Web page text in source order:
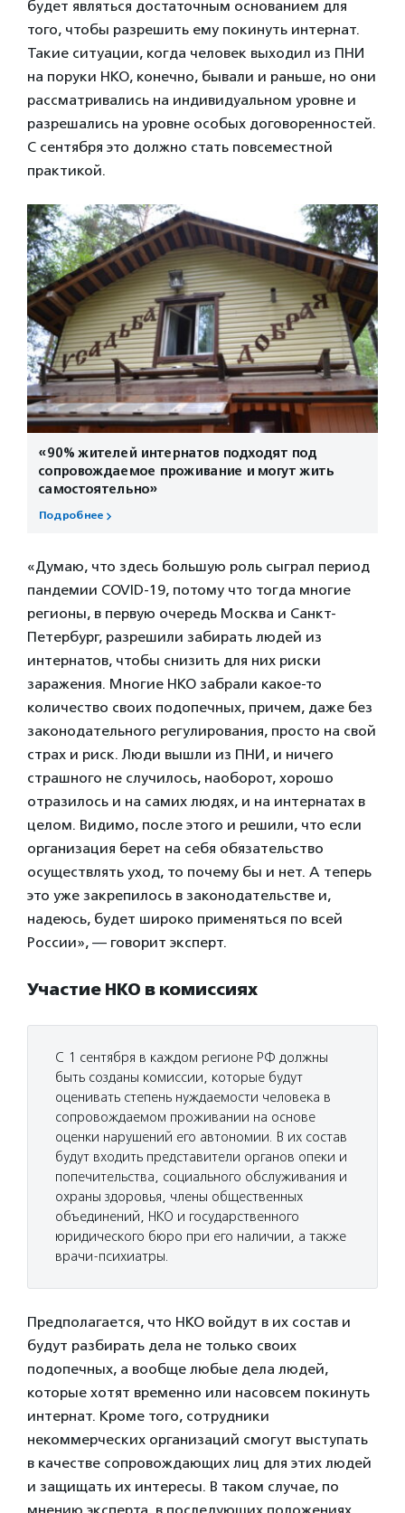
будет являться достаточным основанием для
того, чтобы разрешить ему покинуть интернат.
Такие ситуации, когда человек выходил из ПНИ
на поруки НКО, конечно, бывали и раньше, но они
рассматривались на индивидуальном уровне и
разрешались на уровне особых договоренностей.
С сентября это должно стать повсеместной
практикой.
«90% жителей интернатов подходят под
сопровождаемое проживание и могут жить
самостоятельно»
Подробнее
«Думаю, что здесь большую роль сыграл период
пандемии COVID-19, потому что тогда многие
регионы, в первую очередь Москва и Санкт-
Петербург, разрешили забирать людей из
интернатов, чтобы снизить для них риски
заражения. Многие НКО забрали какое-то
количество своих подопечных, причем, даже без
законодательного регулирования, просто на свой
страх и риск. Люди вышли из ПНИ, и ничего
страшного не случилось, наоборот, хорошо
отразилось и на самих людях, и на интернатах в
целом. Видимо, после этого и решили, что если
организация берет на себя обязательство
осуществлять уход, то почему бы и нет. А теперь
это уже закрепилось в законодательстве и,
надеюсь, будет широко применяться по всей
России», — говорит эксперт.
Участие НКО в комиссиях
С 1 сентября в каждом регионе РФ должны
быть созданы комиссии, которые будут
оценивать степень нуждаемости человека в
сопровождаемом проживании на основе
оценки нарушений его автономии. В их состав
будут входить представители органов опеки и
попечительства, социального обслуживания и
охраны здоровья, члены общественных
объединений, НКО и государственного
юридического бюро при его наличии, а также
врачи-психиатры.
Предполагается, что НКО войдут в их состав и
будут разбирать дела не только своих
подопечных, а вообще любые дела людей,
которые хотят временно или насовсем покинуть
интернат. Кроме того, сотрудники
некоммерческих организаций смогут выступать
в качестве сопровождающих лиц для этих людей
и защищать их интересы. В таком случае, по
мнению эксперта, в последующих положениях